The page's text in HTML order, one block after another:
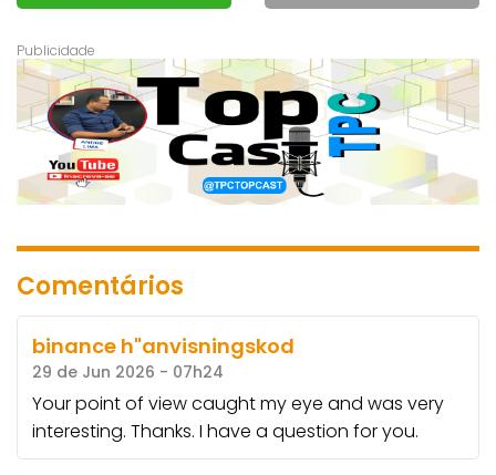
Comentários
binance h"anvisningskod
29 de Jun 2026 - 07h24
Your point of view caught my eye and was very
interesting. Thanks. I have a question for you.